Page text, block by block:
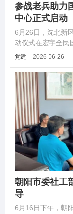
参战老兵助力
中心正式启动
6月26日，沈北新
动仪式在宏宇全民
党建 2026-06-26
朝阳市委社工
导
6月16日下午，朝